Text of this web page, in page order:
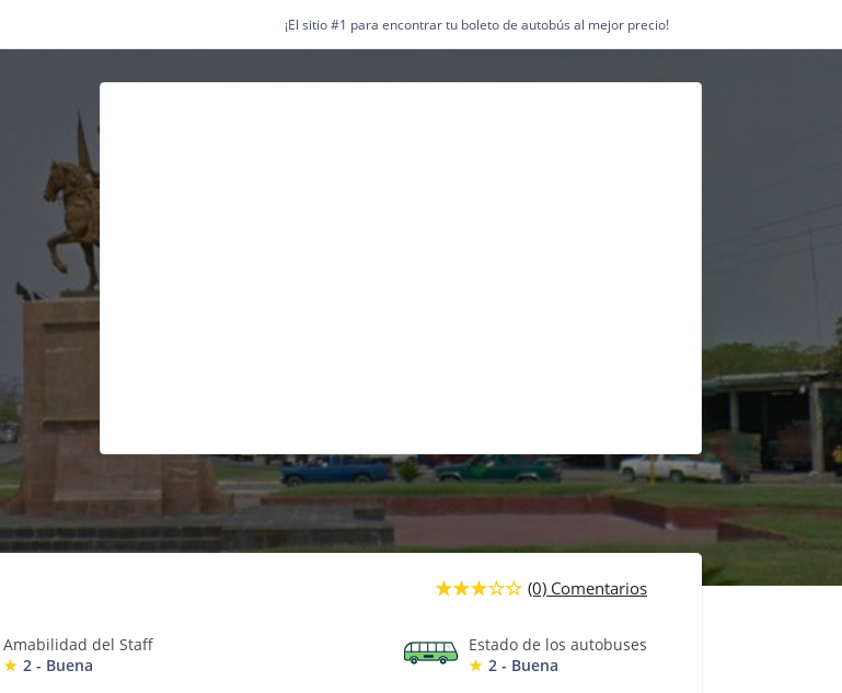
¡El sitio #1 para encontrar tu boleto de autobús al mejor precio!
(0) Comentarios
Amabilidad del Staff
2 - Buena
Estado de los autobuses
2 - Buena